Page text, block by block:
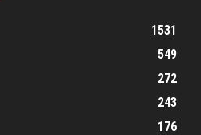
1531
549
272
243
176